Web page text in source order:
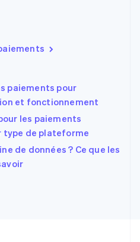
paiements pour
et fonctionnement
les paiements
type de plateforme
de données ? Ce que les